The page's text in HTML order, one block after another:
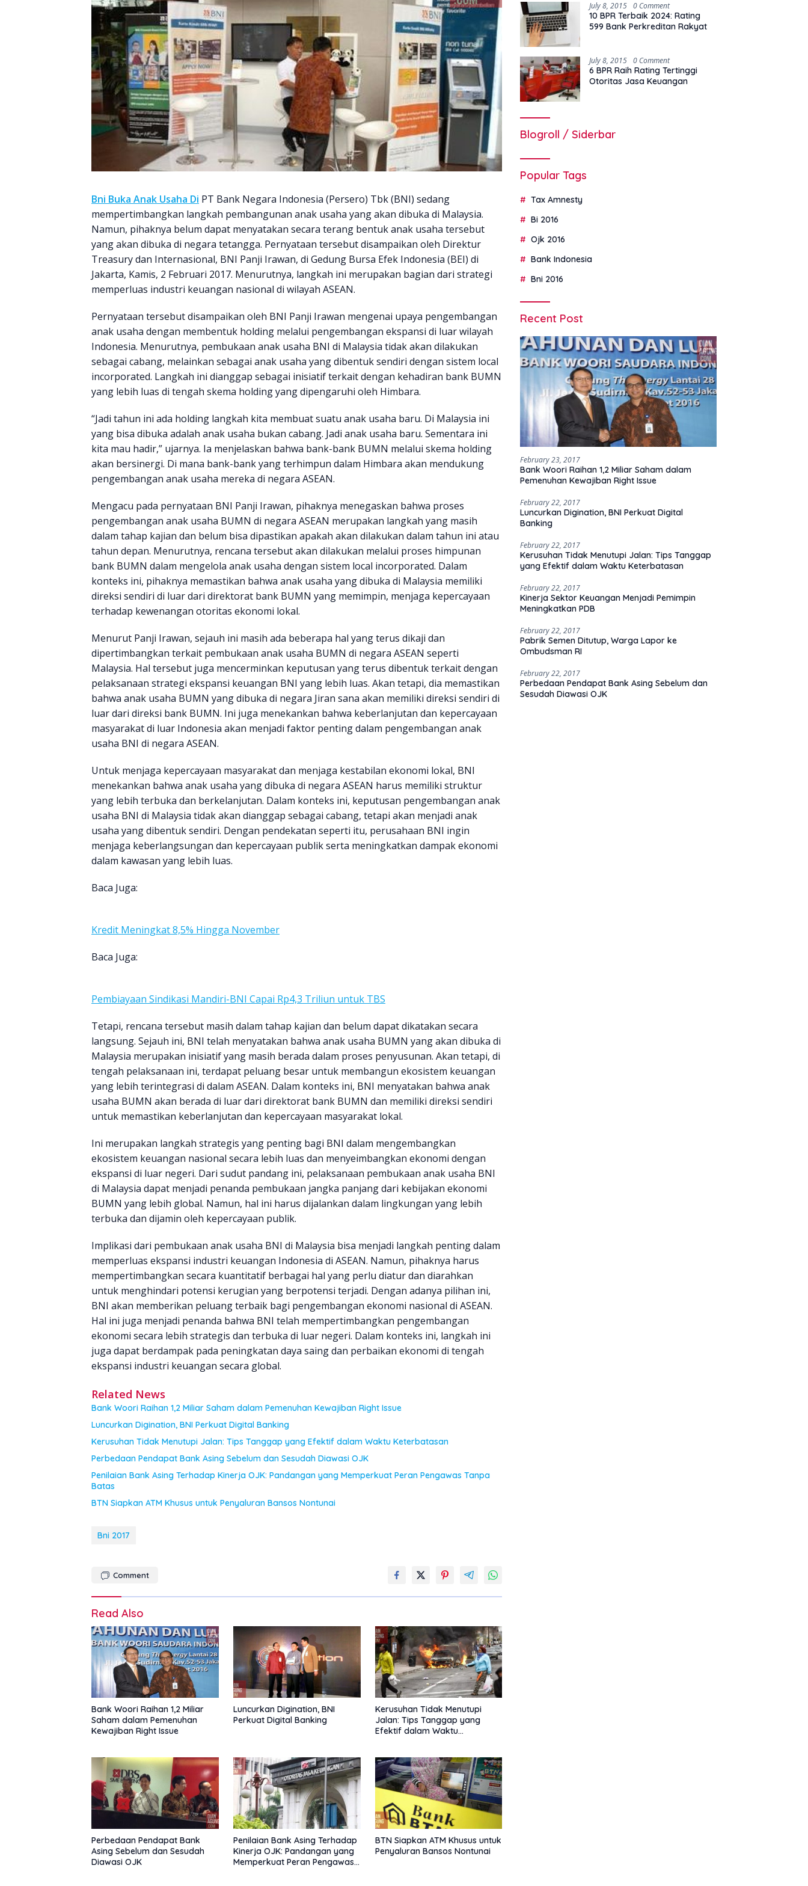
Bni Buka Anak Usaha Di PT Bank Negara Indonesia (Persero) Tbk (BNI) sedang
mempertimbangkan langkah pembangunan anak usaha yang akan dibuka di Malaysia.
Namun, pihaknya belum dapat menyatakan secara terang bentuk anak usaha tersebut
yang akan dibuka di negara tetangga. Pernyataan tersebut disampaikan oleh Direktur
Treasury dan Internasional, BNI Panji Irawan, di Gedung Bursa Efek Indonesia (BEI) di
Jakarta, Kamis, 2 Februari 2017. Menurutnya, langkah ini merupakan bagian dari strategi
memperluas industri keuangan nasional di wilayah ASEAN.
Pernyataan tersebut disampaikan oleh BNI Panji Irawan mengenai upaya pengembangan
anak usaha dengan membentuk holding melalui pengembangan ekspansi di luar wilayah
Indonesia. Menurutnya, pembukaan anak usaha BNI di Malaysia tidak akan dilakukan
sebagai cabang, melainkan sebagai anak usaha yang dibentuk sendiri dengan sistem local
incorporated. Langkah ini dianggap sebagai inisiatif terkait dengan kehadiran bank BUMN
yang lebih luas di tengah skema holding yang dipengaruhi oleh Himbara.
“Jadi tahun ini ada holding langkah kita membuat suatu anak usaha baru. Di Malaysia ini
yang bisa dibuka adalah anak usaha bukan cabang. Jadi anak usaha baru. Sementara ini
kita mau hadir,” ujarnya. Ia menjelaskan bahwa bank-bank BUMN melalui skema holding
akan bersinergi. Di mana bank-bank yang terhimpun dalam Himbara akan mendukung
pengembangan anak usaha mereka di negara ASEAN.
Mengacu pada pernyataan BNI Panji Irawan, pihaknya menegaskan bahwa proses
pengembangan anak usaha BUMN di negara ASEAN merupakan langkah yang masih
dalam tahap kajian dan belum bisa dipastikan apakah akan dilakukan dalam tahun ini atau
tahun depan. Menurutnya, rencana tersebut akan dilakukan melalui proses himpunan
bank BUMN dalam mengelola anak usaha dengan sistem local incorporated. Dalam
konteks ini, pihaknya memastikan bahwa anak usaha yang dibuka di Malaysia memiliki
direksi sendiri di luar dari direktorat bank BUMN yang memimpin, menjaga kepercayaan
terhadap kewenangan otoritas ekonomi lokal.
Menurut Panji Irawan, sejauh ini masih ada beberapa hal yang terus dikaji dan
dipertimbangkan terkait pembukaan anak usaha BUMN di negara ASEAN seperti
Malaysia. Hal tersebut juga mencerminkan keputusan yang terus dibentuk terkait dengan
pelaksanaan strategi ekspansi keuangan BNI yang lebih luas. Akan tetapi, dia memastikan
bahwa anak usaha BUMN yang dibuka di negara Jiran sana akan memiliki direksi sendiri di
luar dari direksi bank BUMN. Ini juga menekankan bahwa keberlanjutan dan kepercayaan
masyarakat di luar Indonesia akan menjadi faktor penting dalam pengembangan anak
usaha BNI di negara ASEAN.
Untuk menjaga kepercayaan masyarakat dan menjaga kestabilan ekonomi lokal, BNI
menekankan bahwa anak usaha yang dibuka di negara ASEAN harus memiliki struktur
yang lebih terbuka dan berkelanjutan. Dalam konteks ini, keputusan pengembangan anak
usaha BNI di Malaysia tidak akan dianggap sebagai cabang, tetapi akan menjadi anak
usaha yang dibentuk sendiri. Dengan pendekatan seperti itu, perusahaan BNI ingin
menjaga keberlangsungan dan kepercayaan publik serta meningkatkan dampak ekonomi
dalam kawasan yang lebih luas.
Baca Juga:
Kredit Meningkat 8,5% Hingga November
Baca Juga:
Pembiayaan Sindikasi Mandiri-BNI Capai Rp4,3 Triliun untuk TBS
Tetapi, rencana tersebut masih dalam tahap kajian dan belum dapat dikatakan secara
langsung. Sejauh ini, BNI telah menyatakan bahwa anak usaha BUMN yang akan dibuka di
Malaysia merupakan inisiatif yang masih berada dalam proses penyusunan. Akan tetapi, di
tengah pelaksanaan ini, terdapat peluang besar untuk membangun ekosistem keuangan
yang lebih terintegrasi di dalam ASEAN. Dalam konteks ini, BNI menyatakan bahwa anak
usaha BUMN akan berada di luar dari direktorat bank BUMN dan memiliki direksi sendiri
untuk memastikan keberlanjutan dan kepercayaan masyarakat lokal.
Ini merupakan langkah strategis yang penting bagi BNI dalam mengembangkan
ekosistem keuangan nasional secara lebih luas dan menyeimbangkan ekonomi dengan
ekspansi di luar negeri. Dari sudut pandang ini, pelaksanaan pembukaan anak usaha BNI
di Malaysia dapat menjadi penanda pembukaan jangka panjang dari kebijakan ekonomi
BUMN yang lebih global. Namun, hal ini harus dijalankan dalam lingkungan yang lebih
terbuka dan dijamin oleh kepercayaan publik.
Implikasi dari pembukaan anak usaha BNI di Malaysia bisa menjadi langkah penting dalam
memperluas ekspansi industri keuangan Indonesia di ASEAN. Namun, pihaknya harus
mempertimbangkan secara kuantitatif berbagai hal yang perlu diatur dan diarahkan
untuk menghindari potensi kerugian yang berpotensi terjadi. Dengan adanya pilihan ini,
BNI akan memberikan peluang terbaik bagi pengembangan ekonomi nasional di ASEAN.
Hal ini juga menjadi penanda bahwa BNI telah mempertimbangkan pengembangan
ekonomi secara lebih strategis dan terbuka di luar negeri. Dalam konteks ini, langkah ini
juga dapat berdampak pada peningkatan daya saing dan perbaikan ekonomi di tengah
ekspansi industri keuangan secara global.
Related News
Bank Woori Raihan 1,2 Miliar Saham dalam Pemenuhan Kewajiban Right Issue
Luncurkan Digination, BNI Perkuat Digital Banking
Kerusuhan Tidak Menutupi Jalan: Tips Tanggap yang Efektif dalam Waktu Keterbatasan
Perbedaan Pendapat Bank Asing Sebelum dan Sesudah Diawasi OJK
Penilaian Bank Asing Terhadap Kinerja OJK: Pandangan yang Memperkuat Peran Pengawas Tanpa
Batas
BTN Siapkan ATM Khusus untuk Penyaluran Bansos Nontunai
Bni 2017
Comment
Read Also
Bank Woori Raihan 1,2 Miliar
Saham dalam Pemenuhan
Kewajiban Right Issue
Luncurkan Digination, BNI
Perkuat Digital Banking
Kerusuhan Tidak Menutupi
Jalan: Tips Tanggap yang
Efektif dalam Waktu
Perbedaan Pendapat Bank
Asing Sebelum dan Sesudah
Diawasi OJK
Penilaian Bank Asing Terhadap
Kinerja OJK: Pandangan yang
Memperkuat Peran Pengawas
BTN Siapkan ATM Khusus untuk
Penyaluran Bansos Nontunai
July 8, 2015 0 Comment
10 BPR Terbaik 2024: Rating
599 Bank Perkreditan Rakyat
July 8, 2015 0 Comment
6 BPR Raih Rating Tertinggi
Otoritas Jasa Keuangan
Blogroll / Siderbar
Popular Tags
Tax Amnesty
Bi 2016
Ojk 2016
Bank Indonesia
Bni 2016
Recent Post
February 23, 2017
Bank Woori Raihan 1,2 Miliar Saham dalam
Pemenuhan Kewajiban Right Issue
February 22, 2017
Luncurkan Digination, BNI Perkuat Digital
Banking
February 22, 2017
Kerusuhan Tidak Menutupi Jalan: Tips Tanggap
yang Efektif dalam Waktu Keterbatasan
February 22, 2017
Kinerja Sektor Keuangan Menjadi Pemimpin
Meningkatkan PDB
February 22, 2017
Pabrik Semen Ditutup, Warga Lapor ke
Ombudsman RI
February 22, 2017
Perbedaan Pendapat Bank Asing Sebelum dan
Sesudah Diawasi OJK